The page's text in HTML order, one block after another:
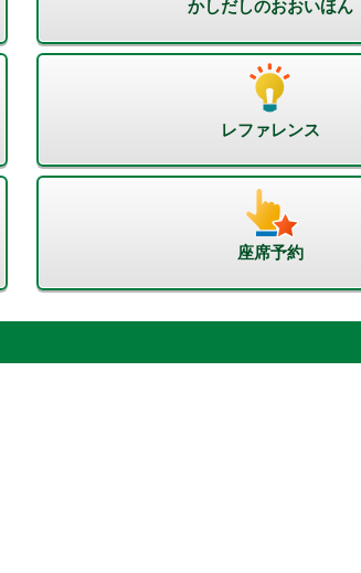
かしだしのおおいほん
レファレンス
座席予約